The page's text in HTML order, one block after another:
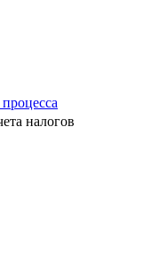
налогов